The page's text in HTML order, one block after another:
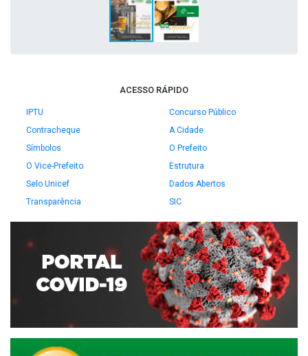
ACESSO RÁPIDO
IPTU
Concurso Público
Contracheque
A Cidade
Símbolos
O Prefeito
O Vice-Prefeito
Estrutura
Selo Unicef
Dados Abertos
Transparência
SIC